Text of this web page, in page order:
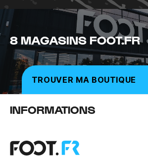
8 MAGASINS FOOT.FR
TROUVER MA BOUTIQUE
INFORMATIONS